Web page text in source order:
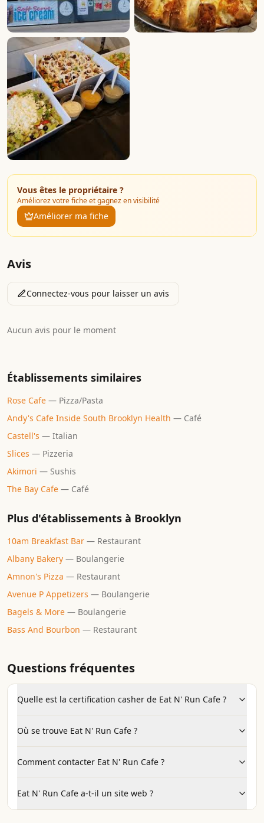
Vous êtes le propriétaire ?
Améliorez votre fiche et gagnez en visibilité
Améliorer ma fiche
Avis
Connectez-vous pour laisser un avis
Aucun avis pour le moment
Établissements similaires
Rose Cafe — Pizza/Pasta
Andy's Cafe Inside South Brooklyn Health — Café
Castell's — Italian
Slices — Pizzeria
Akimori — Sushis
The Bay Cafe — Café
Plus d'établissements à Brooklyn
10am Breakfast Bar — Restaurant
Albany Bakery — Boulangerie
Amnon's Pizza — Restaurant
Avenue P Appetizers — Boulangerie
Bagels & More — Boulangerie
Bass And Bourbon — Restaurant
Questions fréquentes
Quelle est la certification casher de Eat N' Run Cafe ?
Où se trouve Eat N' Run Cafe ?
Comment contacter Eat N' Run Cafe ?
Eat N' Run Cafe a-t-il un site web ?